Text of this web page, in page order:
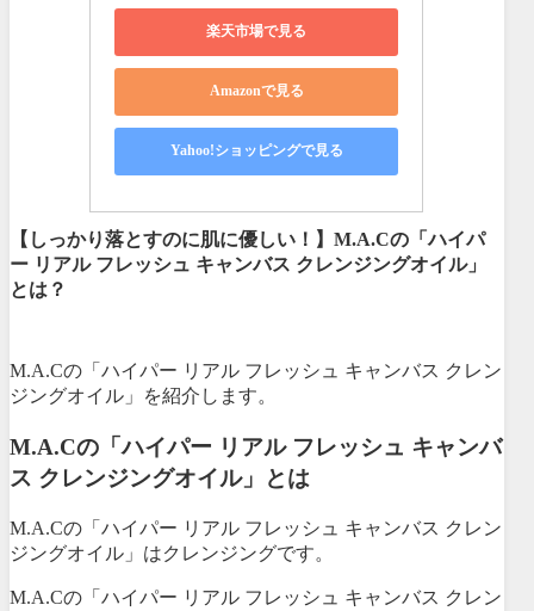
楽天市場で見る
Amazonで見る
Yahoo!ショッピングで見る
【しっかり落とすのに肌に優しい！】M.A.Cの「ハイパ
ー リアル フレッシュ キャンバス クレンジングオイル」
とは？
M.A.Cの「ハイパー リアル フレッシュ キャンバス クレン
ジングオイル」を紹介します。
M.A.Cの「ハイパー リアル フレッシュ キャンバ
ス クレンジングオイル」とは
M.A.Cの「ハイパー リアル フレッシュ キャンバス クレン
ジングオイル」はクレンジングです。
M.A.Cの「ハイパー リアル フレッシュ キャンバス クレン